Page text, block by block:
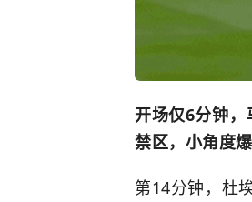
开场仅6分钟
禁区，小角度
第14分钟，杜